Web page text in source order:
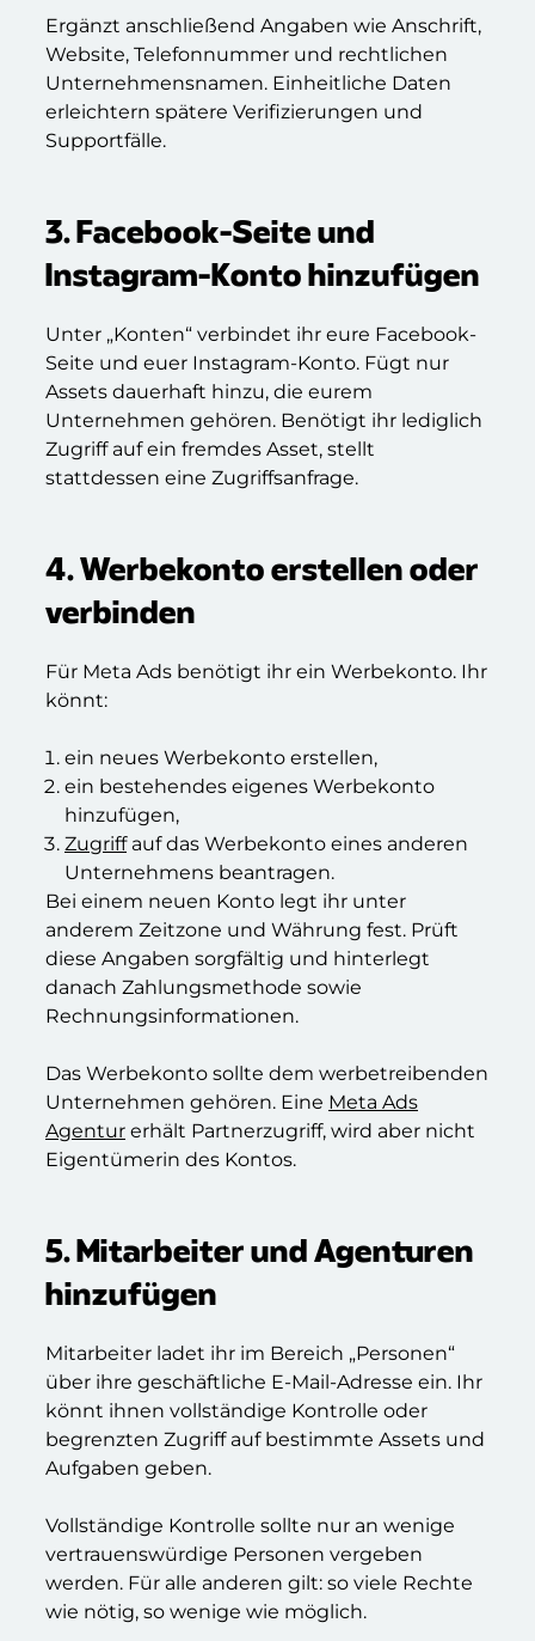
Ergänzt anschließend Angaben wie Anschrift,
Website, Telefonnummer und rechtlichen
Unternehmensnamen. Einheitliche Daten
erleichtern spätere Verifizierungen und
Supportfälle.
3. Facebook-Seite und
Instagram-Konto hinzufügen
Unter „Konten“ verbindet ihr eure Facebook-
Seite und euer Instagram-Konto. Fügt nur
Assets dauerhaft hinzu, die eurem
Unternehmen gehören. Benötigt ihr lediglich
Zugriff auf ein fremdes Asset, stellt
stattdessen eine Zugriffsanfrage.
4. Werbekonto erstellen oder
verbinden
Für Meta Ads benötigt ihr ein Werbekonto. Ihr
könnt:
ein neues Werbekonto erstellen,
ein bestehendes eigenes Werbekonto
hinzufügen,
Zugriffauf das Werbekonto eines anderen
Unternehmens beantragen.
Bei einem neuen Konto legt ihr unter
anderem Zeitzone und Währung fest. Prüft
diese Angaben sorgfältig und hinterlegt
danach Zahlungsmethode sowie
Rechnungsinformationen.
Das Werbekonto sollte dem werbetreibenden
Unternehmen gehören. Eine Meta Ads
Agentur erhält Partnerzugriff, wird aber nicht
Eigentümerin des Kontos.
5. Mitarbeiter und Agenturen
hinzufügen
Mitarbeiter ladet ihr im Bereich „Personen“
über ihre geschäftliche E-Mail-Adresse ein. Ihr
könnt ihnen vollständige Kontrolle oder
begrenzten Zugriff auf bestimmte Assets und
Aufgaben geben.
Vollständige Kontrolle sollte nur an wenige
vertrauenswürdige Personen vergeben
werden. Für alle anderen gilt: so viele Rechte
wie nötig, so wenige wie möglich.